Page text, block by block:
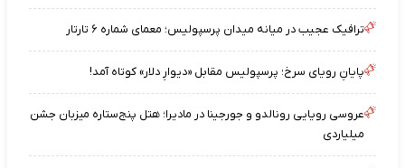
ترافیک عجیب در میانه میدان پرسپولیس؛ معمای شماره ۶ تارتار
پایانِ رویای سرخ؛ پرسپولیس مقابل «دیوارِ دلار» کوتاه آمد!
عروسی رویایی رونالدو و جورجینا در مادیرا؛ هتل پنج‌ستاره میزبان جشن
میلیاردی